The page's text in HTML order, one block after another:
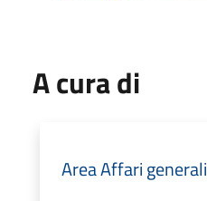
A cura di
Area Affari generali